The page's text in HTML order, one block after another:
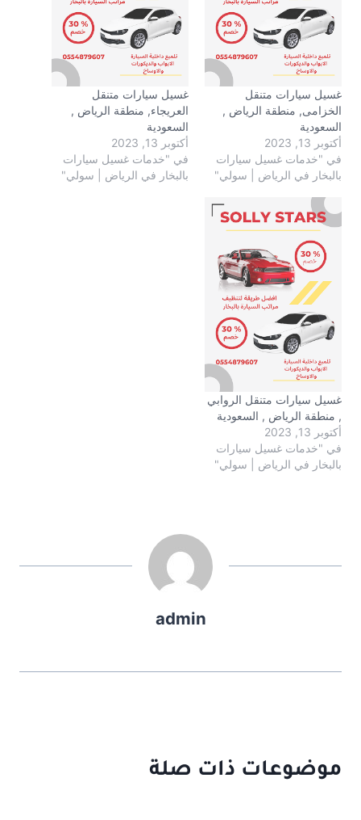
غسيل سيارات متنقل
الخزامى, منطقة الرياض ,
السعودية
أكتوبر 13, 2023
في "خدمات غسيل سيارات
بالبخار في الرياض | سولي"
غسيل سيارات متنقل
العريجاء, منطقة الرياض ,
السعودية
أكتوبر 13, 2023
في "خدمات غسيل سيارات
بالبخار في الرياض | سولي"
غسيل سيارات متنقل الروابي
, منطقة الرياض , السعودية
أكتوبر 13, 2023
في "خدمات غسيل سيارات
بالبخار في الرياض | سولي"
admin
موضوعات ذات صلة